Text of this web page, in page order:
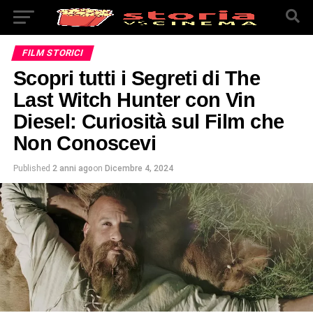
FILM STORICI
Scopri tutti i Segreti di The
Last Witch Hunter con Vin
Diesel: Curiosità sul Film che
Non Conoscevi
Published 2 anni agoon Dicembre 4, 2024